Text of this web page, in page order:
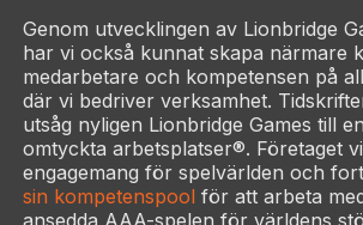
Genom utvecklingen av Lionbridge
har vi också kunnat skapa närmare
medarbetare och kompetensen på
där vi bedriver verksamhet.
utsåg nyligen Lionbridge Games till
omtyckta arbetsplatser®. Företaget
engagemang för spelvärlden och
sin kompetenspool för att arbeta